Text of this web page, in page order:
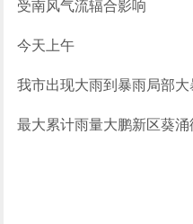
受南风气流辐合影响
今天上午
我市出现大雨到暴雨局部大
最大累计雨量大鹏新区葵